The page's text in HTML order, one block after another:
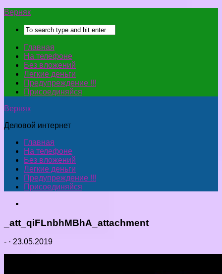
Верняк
Главная
На телефоне
Без вложений
Легкие деньги
Предупреждение !!!
Присоединяйся
Верняк
Деловой интернет
Главная
На телефоне
Без вложений
Легкие деньги
Предупреждение !!!
Присоединяйся
_att_qiFLnbhMBhA_attachment
- · 23.05.2019